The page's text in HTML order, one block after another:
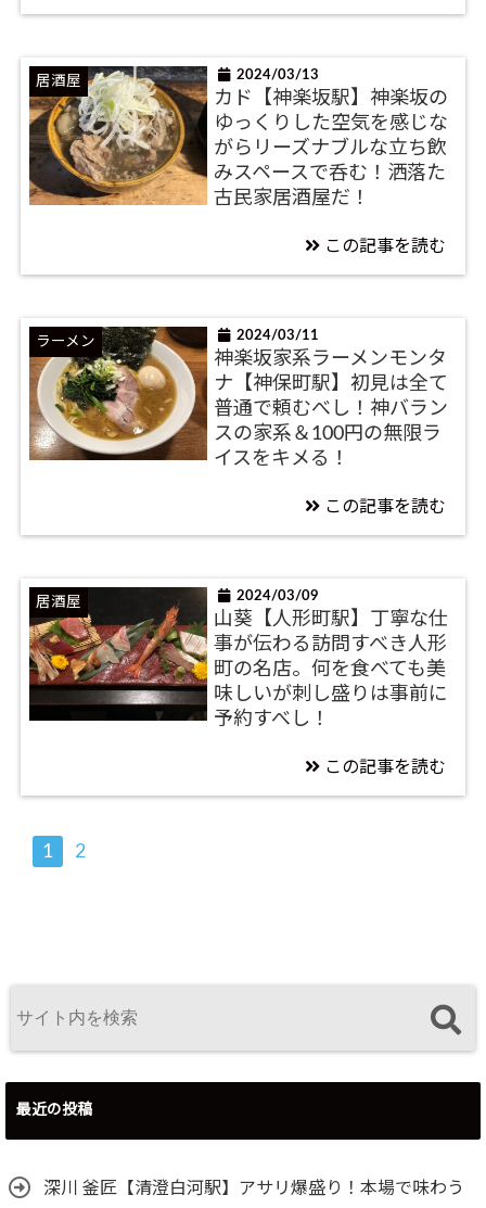
居酒屋 2024/03/13
カド【神楽坂駅】神楽坂の
ゆっくりした空気を感じな
がらリーズナブルな立ち飲
みスペースで呑む！洒落た
古民家居酒屋だ！
この記事を読む
ラーメン 2024/03/11
神楽坂家系ラーメンモンタ
ナ【神保町駅】初見は全て
普通で頼むべし！神バラン
スの家系＆100円の無限ラ
イスをキメる！
この記事を読む
居酒屋 2024/03/09
山葵【人形町駅】丁寧な仕
事が伝わる訪問すべき人形
町の名店。何を食べても美
味しいが刺し盛りは事前に
予約すべし！
この記事を読む
1 2
最近の投稿
深川 釜匠【清澄白河駅】アサリ爆盛り！本場で味わう